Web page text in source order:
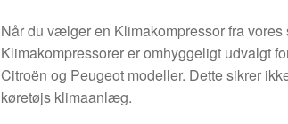
Når du vælger en Klimakompressor fra
Klimakompressorer er omhyggeligt udvalgt
Citroën og Peugeot modeller. Dette sikrer
køretøjs klimaanlæg.